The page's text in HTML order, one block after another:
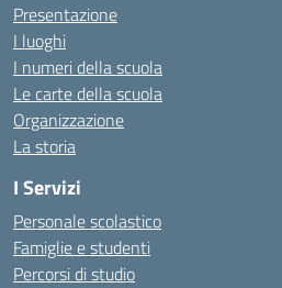
Presentazione
I luoghi
I numeri della scuola
Le carte della scuola
Organizzazione
La storia
I Servizi
Personale scolastico
Famiglie e studenti
Percorsi di studio